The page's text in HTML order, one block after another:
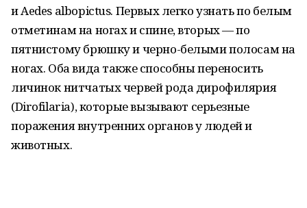
и Aedes albopictus. Первых легко узнать по белым
отметинам на ногах и спине, вторых — по
пятнистому брюшку и черно-белыми полосам на
ногах. Оба вида также способны переносить
личинок нитчатых червей рода дирофилярия
(Dirofilaria), которые вызывают серьезные
поражения внутренних органов у людей и
животных.